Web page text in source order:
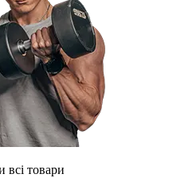
всі товари